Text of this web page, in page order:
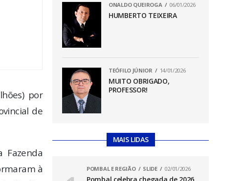
por
de
à
ONALDO QUEIROGA 06/01/2026
HUMBERTO TEIXEIRA
TEÓFILO JÚNIOR 14/01/2026
MUITO OBRIGADO,
PROFESSOR!
MAIS LIDAS
POMBAL E REGIÃO SLIDE 02/01/2026